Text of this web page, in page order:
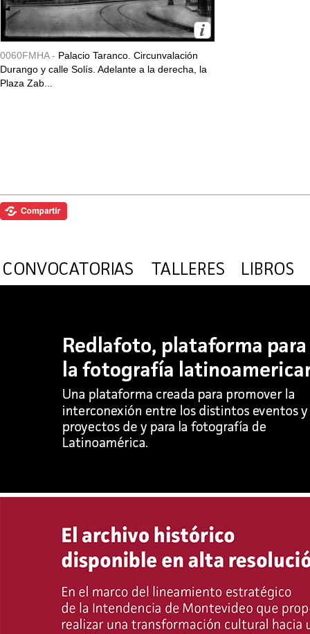
0060FMHA - Palacio Taranco. Circunvalación
Durango y calle Solís. Adelante a la derecha, la
Plaza Zab...